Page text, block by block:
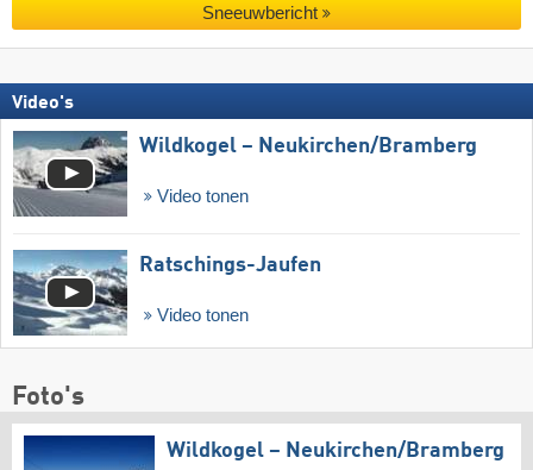
Sneeuwbericht
Video's
Wildkogel – Neukirchen/​Bramberg
Video tonen
Ratschings-Jaufen
Video tonen
Foto's
Wildkogel – Neukirchen/​Bramberg